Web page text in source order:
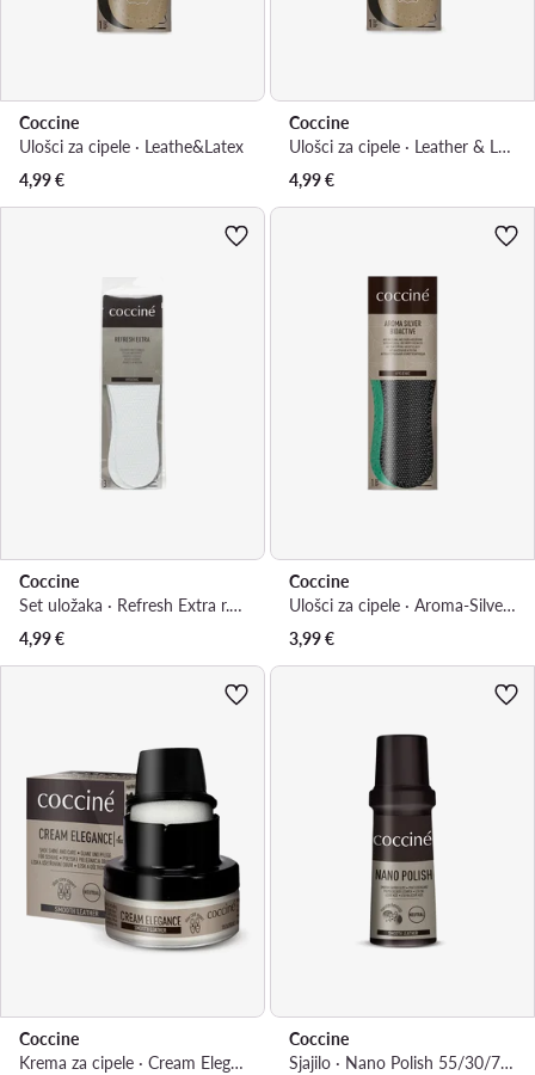
Coccine
Ulošci za cipele · Leathe&Latex
4,99€
Coccine
Ulošci za cipele · Leather & Latex 665/52/AZ r.35/36
4,99€
Coccine
Set uložaka · Refresh Extra r.42/44 665/21/AZ
4,99€
Coccine
Ulošci za cipele · Aroma-Silver Bioactive
3,99€
Coccine
Krema za cipele · Cream Elegance 55/26/50/01/A/A7
Coccine
Sjajilo · Nano Polish 55/30/75/02/Z/V4